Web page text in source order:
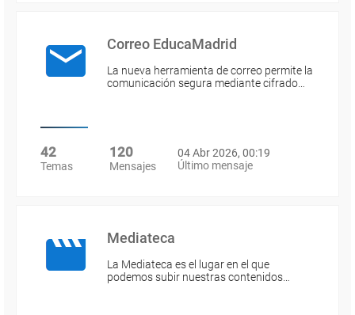
Correo EducaMadrid
La nueva herramienta de correo permite la
comunicación segura mediante cifrado…
42
Temas
120
Mensajes
04 Abr 2026, 00:19
Último mensaje
Mediateca
La Mediateca es el lugar en el que
podemos subir nuestras contenidos…